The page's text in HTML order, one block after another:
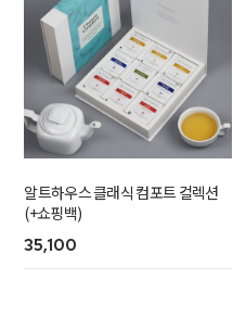
알트하우스 클래식 컴포트 컬렉션
(+쇼핑백)
35,100